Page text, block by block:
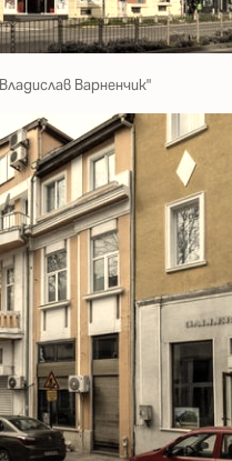
Варненчик"